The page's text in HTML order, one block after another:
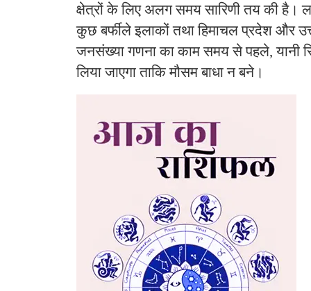
क्षेत्रों के लिए अलग समय सारिणी तय की है।
कुछ बर्फीले इलाकों तथा हिमाचल प्रदेश और
जनसंख्या गणना का काम समय से पहले, यानी
लिया जाएगा ताकि मौसम बाधा न बने।